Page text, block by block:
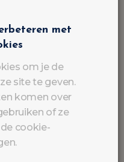
met
om je de
site te geven.
komen over
of ze
cookie-